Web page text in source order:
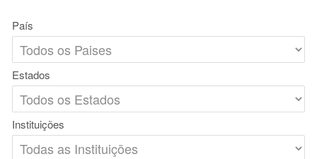
País
Estados
Instituições